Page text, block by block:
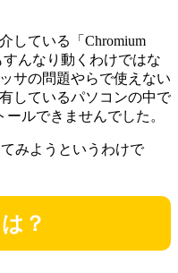
している「Chromium
んなり動くわけではな
サの問題やらで使えない
しているパソコンの中で
ールできませんでした。
みようというわけで
？